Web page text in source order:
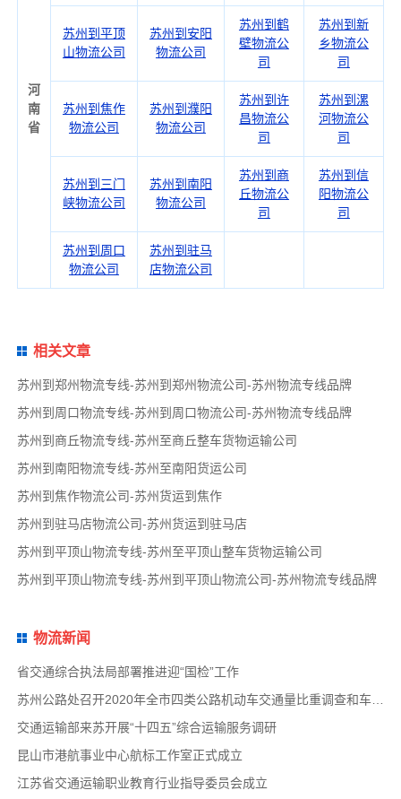
河
南
省
苏州到平顶
山物流公司
苏州到安阳
物流公司
苏州到鹤
壁物流公
司
苏州到新
乡物流公
司
苏州到焦作
物流公司
苏州到濮阳
物流公司
苏州到许
昌物流公
司
苏州到漯
河物流公
司
苏州到三门
峡物流公司
苏州到南阳
物流公司
苏州到商
丘物流公
司
苏州到信
阳物流公
司
苏州到周口
物流公司
苏州到驻马
店物流公司
相关文章
苏州到郑州物流专线-苏州到郑州物流公司-苏州物流专线品牌
苏州到周口物流专线-苏州到周口物流公司-苏州物流专线品牌
苏州到商丘物流专线-苏州至商丘整车货物运输公司
苏州到南阳物流专线-苏州至南阳货运公司
苏州到焦作物流公司-苏州货运到焦作
苏州到驻马店物流公司-苏州货运到驻马店
苏州到平顶山物流专线-苏州至平顶山整车货物运输公司
苏州到平顶山物流专线-苏州到平顶山物流公司-苏州物流专线品牌
物流新闻
省交通综合执法局部署推进迎“国检”工作
苏州公路处召开2020年全市四类公路机动车交通量比重调查和车速调查布置会
交通运输部来苏开展“十四五”综合运输服务调研
昆山市港航事业中心航标工作室正式成立
江苏省交通运输职业教育行业指导委员会成立